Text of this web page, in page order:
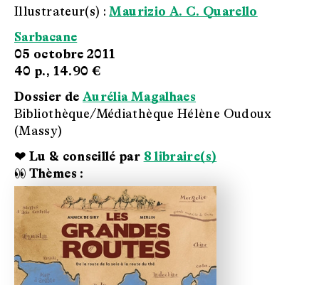
Illustrateur(s) :Maurizio A. C. Quarello
Sarbacane
05 octobre 2011
40 p., 14.90 €
Dossier de Aurélia Magalhaes
Bibliothèque/Médiathèque Hélène Oudoux
(Massy)
❤ Lu & conseillé par 8 libraire(s)
👀 Thèmes :